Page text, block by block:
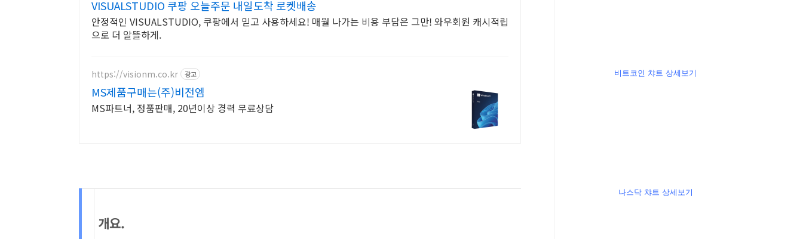
VISUALSTUDIO 쿠팡 오늘주문 내일도착 로켓배송
안정적인 VISUALSTUDIO, 쿠팡에서 믿고 사용하세요! 매월 나가는 비용 부담은 그만! 와우회원 캐시적립
으로 더 알뜰하게.
https://visionm.co.kr 광고
MS제품구매는(주)비전엠
MS파트너, 정품판매, 20년이상 경력 무료상담
개요.
비트코인 챠트 상세보기
나스닥 챠트 상세보기